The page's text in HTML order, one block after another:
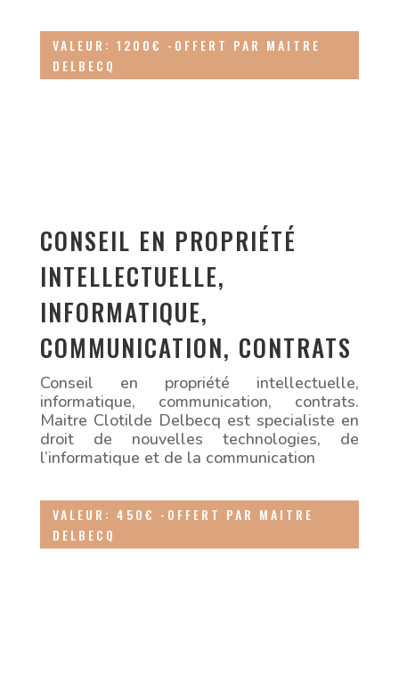
VALEUR: 1200€ -OFFERT PAR MAITRE
DELBECQ
CONSEIL EN PROPRIÉTÉ
INTELLECTUELLE,
INFORMATIQUE,
COMMUNICATION, CONTRATS
Conseil en propriété intellectuelle,
informatique, communication, contrats.
Maitre Clotilde Delbecq est specialiste en
droit de nouvelles technologies, de
l’informatique et de la communication
VALEUR: 450€ -OFFERT PAR MAITRE
DELBECQ